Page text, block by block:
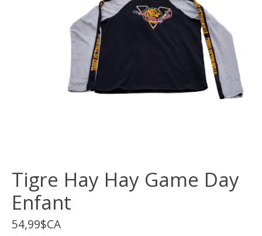
Tigre Hay Hay Game Day
Enfant
54,99$CA